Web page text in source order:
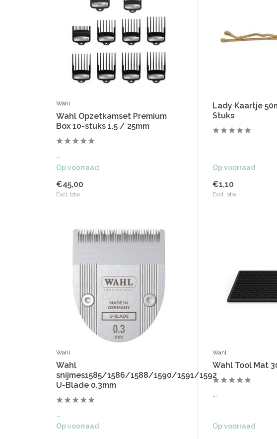
Wahl
Wahl Opzetkamset Premium
Box 10-stuks 1.5 / 25mm
...
Op voorraad
€45,00
Excl. btw
Lady Kaartje
Stuks
...
Op voorraad
€1,10
Excl. btw
Wahl
Wahl
snijmes1585/1586/1588/1590/1591/1592
U-Blade 0.3mm
Op voorraad
Wahl
Wahl Tool Mat
Op voorraad